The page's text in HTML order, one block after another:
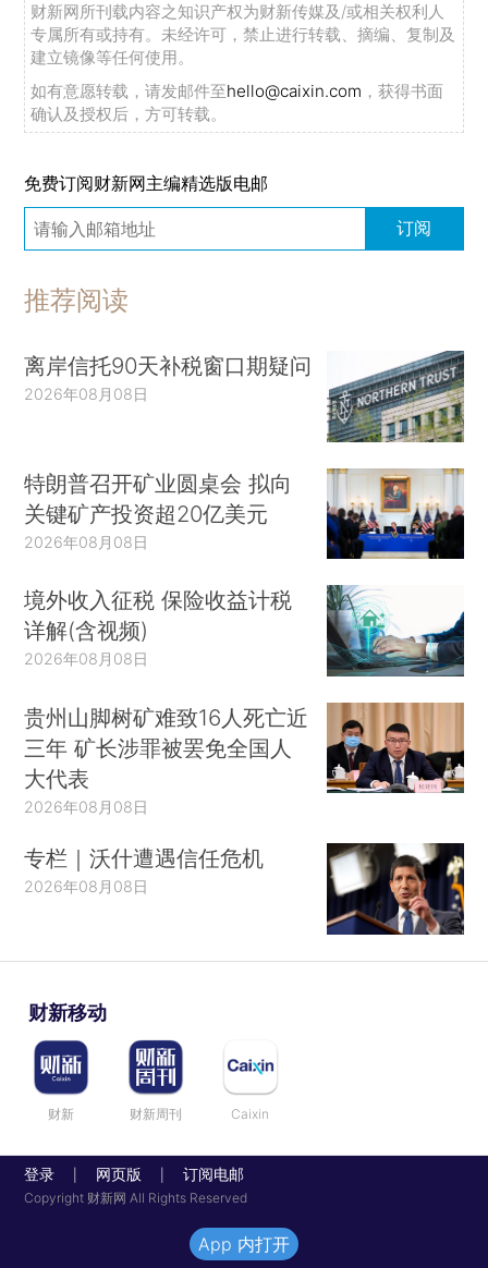
财新网所刊载内容之知识产权为财新传媒及/或相关权利人
专属所有或持有。未经许可，禁止进行转载、摘编、复制及
建立镜像等任何使用。
如有意愿转载，请发邮件至hello@caixin.com ，获得书面
确认及授权后，方可转载。
免费订阅财新网主编精选版电邮
订阅
推荐阅读
离岸信托90天补税窗口期疑问
2026年08月08日
特朗普召开矿业圆桌会 拟向
关键矿产投资超20亿美元
2026年08月08日
境外收入征税 保险收益计税
详解(含视频)
2026年08月08日
贵州山脚树矿难致16人死亡近
三年 矿长涉罪被罢免全国人
大代表
2026年08月08日
专栏｜沃什遭遇信任危机
2026年08月08日
财新移动
财新 财新周刊 Caixin
登录 网页版 订阅电邮
Copyright 财新网 All Rights Reserved
App 内打开